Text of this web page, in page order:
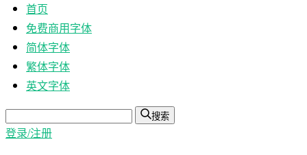
首页
免费商用字体
简体字体
繁体字体
英文字体
搜索
登录/注册